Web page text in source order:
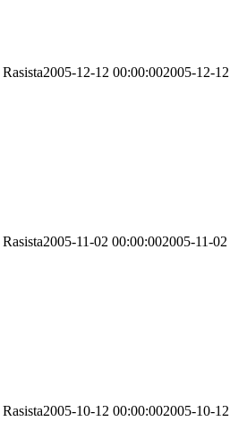
Rasista2005-12-12 00:00:002005-12-12
Rasista2005-11-02 00:00:002005-11-02
Rasista2005-10-12 00:00:002005-10-12